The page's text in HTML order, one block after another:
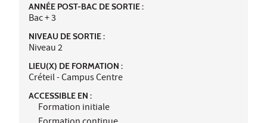
ANNÉE POST-BAC DE SORTIE :
Bac + 3
NIVEAU DE SORTIE :
Niveau 2
LIEU(X) DE FORMATION :
Créteil - Campus Centre
ACCESSIBLE EN :
Formation initiale